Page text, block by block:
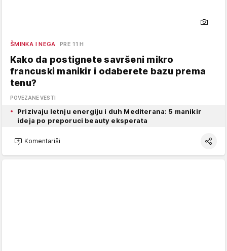
ŠMINKA I NEGA PRE 11 H
Kako da postignete savršeni mikro
francuski manikir i odaberete bazu prema
tenu?
POVEZANE VESTI
Prizivaju letnju energiju i duh Mediterana: 5 manikir
ideja po preporuci beauty eksperata
Komentariši